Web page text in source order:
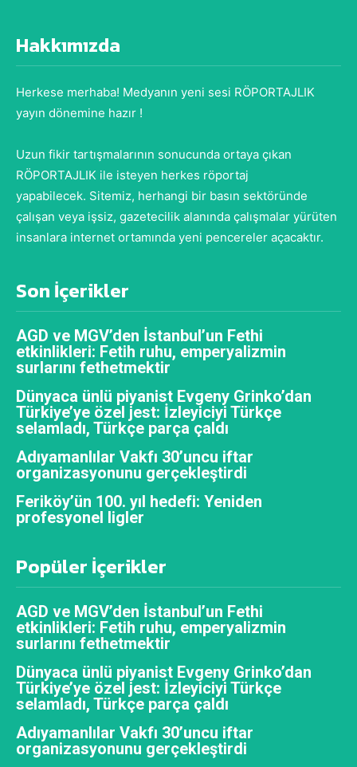
Hakkımızda
Herkese merhaba! Medyanın yeni sesi RÖPORTAJLIK
yayın dönemine hazır !
Uzun fikir tartışmalarının sonucunda ortaya çıkan
RÖPORTAJLIK ile isteyen herkes röportaj
yapabilecek. Sitemiz, herhangi bir basın sektöründe
çalışan veya işsiz, gazetecilik alanında çalışmalar yürüten
insanlara internet ortamında yeni pencereler açacaktır.
Son İçerikler
AGD ve MGV’den İstanbul’un Fethi
etkinlikleri: Fetih ruhu, emperyalizmin
surlarını fethetmektir
Dünyaca ünlü piyanist Evgeny Grinko’dan
Türkiye’ye özel jest: İzleyiciyi Türkçe
selamladı, Türkçe parça çaldı
Adıyamanlılar Vakfı 30’uncu iftar
organizasyonunu gerçekleştirdi
Feriköy’ün 100. yıl hedefi: Yeniden
profesyonel ligler
Popüler İçerikler
AGD ve MGV’den İstanbul’un Fethi
etkinlikleri: Fetih ruhu, emperyalizmin
surlarını fethetmektir
Dünyaca ünlü piyanist Evgeny Grinko’dan
Türkiye’ye özel jest: İzleyiciyi Türkçe
selamladı, Türkçe parça çaldı
Adıyamanlılar Vakfı 30’uncu iftar
organizasyonunu gerçekleştirdi